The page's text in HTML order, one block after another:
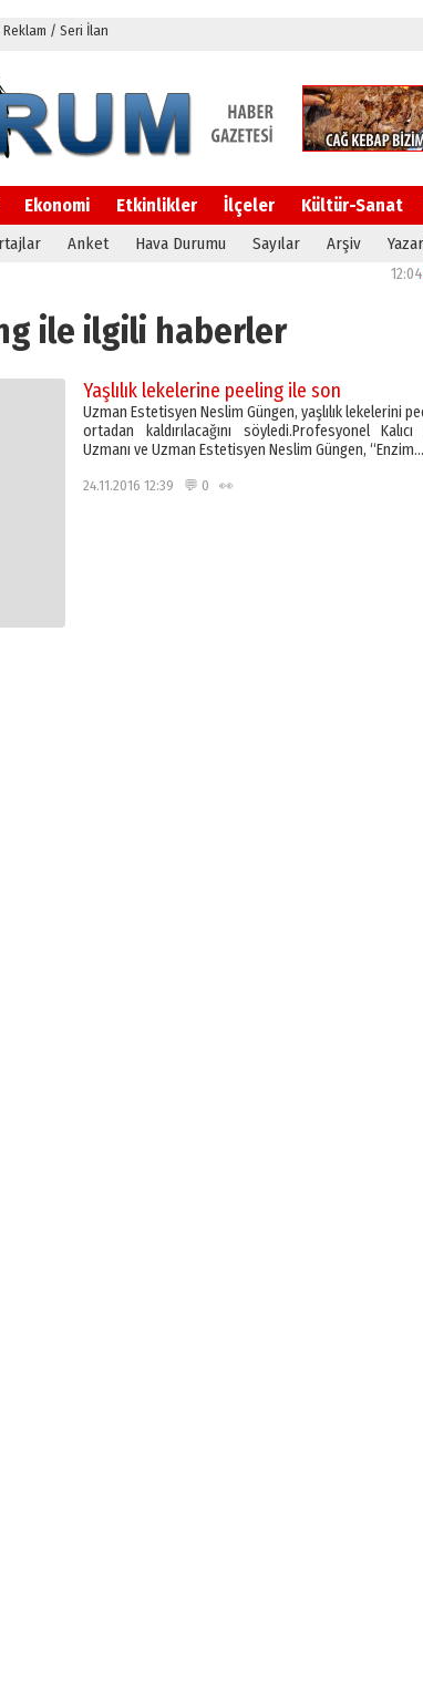
/ Seri İlan
Ekonomi Etkinlikler İlçeler Kültür-Sanat
Anket Hava Durumu Sayılar Arşiv
ile ilgili haberler
Yaşlılık lekelerine peeling ile son
Uzman Estetisyen Neslim Güngen, yaşlılık lekelerini
ortadan kaldırılacağını söyledi.Profesyonel Kalıcı
Uzmanı ve Uzman Estetisyen Neslim Güngen, “Enzim…
24.11.2016 12:39 💬 0 👀